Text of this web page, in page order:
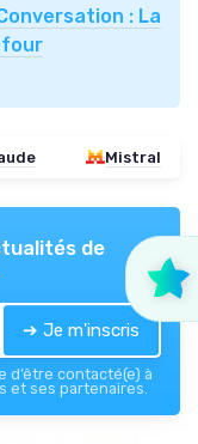
: La
Mistral
de
➔ Je m'inscris
d’être contacté(e) à
et ses partenaires.